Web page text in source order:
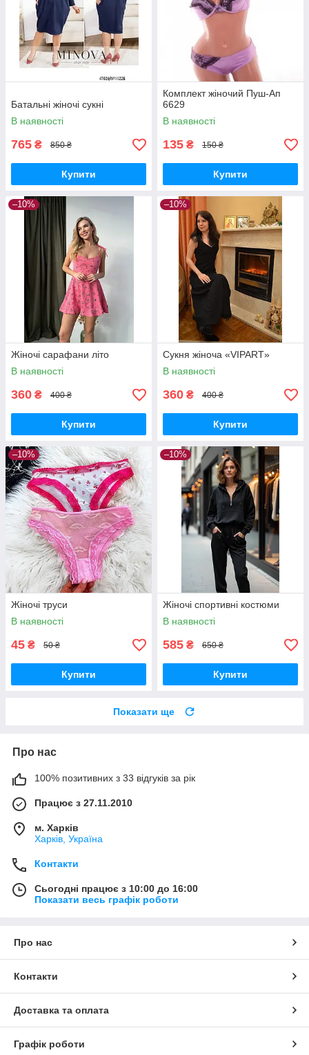
Батальні жіночі сукні
В наявності
765 ₴ 850 ₴
Купити
Комплект жіночий Пуш-Ап
6629
В наявності
135 ₴ 150 ₴
Купити
–10%
Жіночі сарафани літо
В наявності
360 ₴ 400 ₴
Купити
–10%
Сукня жіноча «VIPART»
В наявності
360 ₴ 400 ₴
Купити
–10%
Жіночі труси
В наявності
45 ₴ 50 ₴
Купити
–10%
Жіночі спортивні костюми
В наявності
585 ₴ 650 ₴
Купити
Показати ще
Про нас
100% позитивних з 33 відгуків за рік
Працює з 27.11.2010
м. Харків
Харків, Україна
Контакти
Сьогодні працює з 10:00 до 16:00
Показати весь графік роботи
Про нас
Контакти
Доставка та оплата
Графік роботи